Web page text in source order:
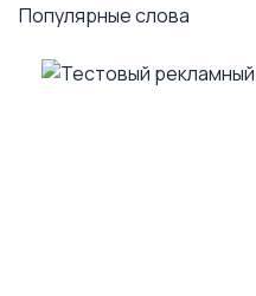
Популярные слова